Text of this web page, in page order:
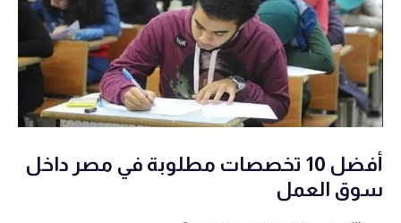
أفضل 10 تخصصات مطلوبة في مصر داخل
سوق العمل